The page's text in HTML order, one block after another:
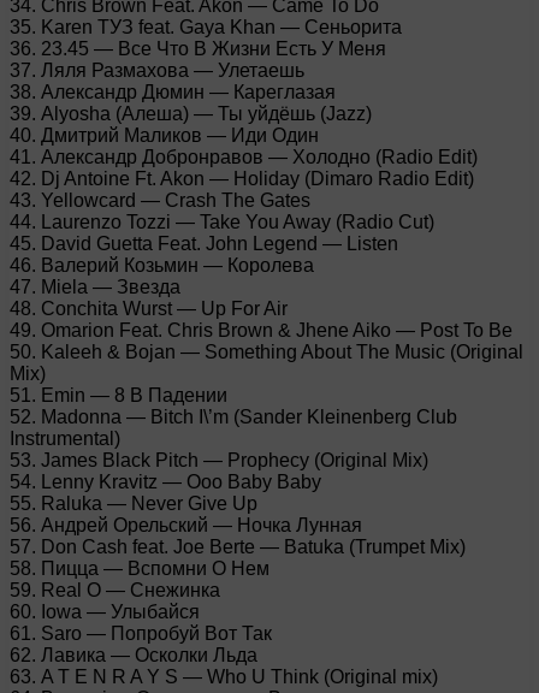
34. Chris Brown Feat. Akon — Came To Do
35. Karen ТУЗ feat. Gaya Khan — Сеньорита
36. 23.45 — Все Что В Жизни Есть У Меня
37. Ляля Размахова — Улетаешь
38. Александр Дюмин — Кареглазая
39. Alyosha (Алеша) — Ты уйдёшь (Jazz)
40. Дмитрий Маликов — Иди Один
41. Александр Добронравов — Холодно (Radio Edit)
42. Dj Antoine Ft. Akon — Holiday (Dimaro Radio Edit)
43. Yellowcard — Crash The Gates
44. Laurenzo Tozzi — Take You Away (Radio Cut)
45. David Guetta Feat. John Legend — Listen
46. Валерий Козьмин — Королева
47. Miela — Звезда
48. Conchita Wurst — Up For Air
49. Omarion Feat. Chris Brown & Jhene Aiko — Post To Be
50. Kaleeh & Bojan — Something About The Music (Original
Mix)
51. Emin — 8 В Падении
52. Madonna — Bitch I\’m (Sander Kleinenberg Club
Instrumental)
53. James Black Pitch — Prophecy (Original Mix)
54. Lenny Kravitz — Ooo Baby Baby
55. Raluka — Never Give Up
56. Андрей Орельский — Ночка Лунная
57. Don Cash feat. Joe Berte — Batuka (Trumpet Mix)
58. Пицца — Вспомни О Нем
59. Real O — Снежинка
60. Iowa — Улыбайся
61. Saro — Попробуй Вот Так
62. Лавика — Осколки Льда
63. A T E N R A Y S — Who U Think (Original mix)